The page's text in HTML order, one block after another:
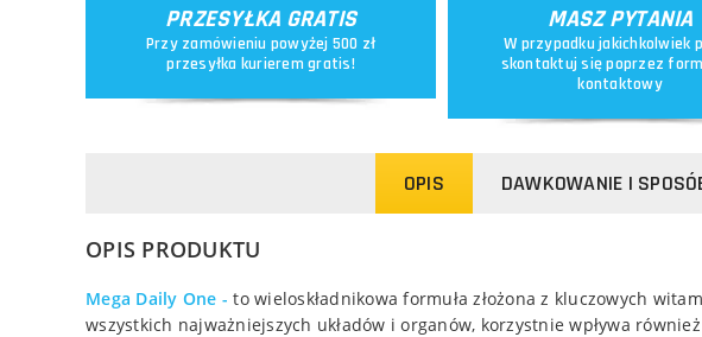
PRZESYŁKA GRATIS
Przy zamówieniu powyżej 500 zł
przesyłka kurierem gratis!
MASZ PYTANIA
W przypadku jakichkolwiek
skontaktuj się poprzez
kontaktowy
OPIS DAWKOWANIE I
OPIS PRODUKTU
Mega Daily One -to wieloskładnikowa formuła złożona z kluczowych
wszystkich najważniejszych układów i organów, korzystnie wpływa